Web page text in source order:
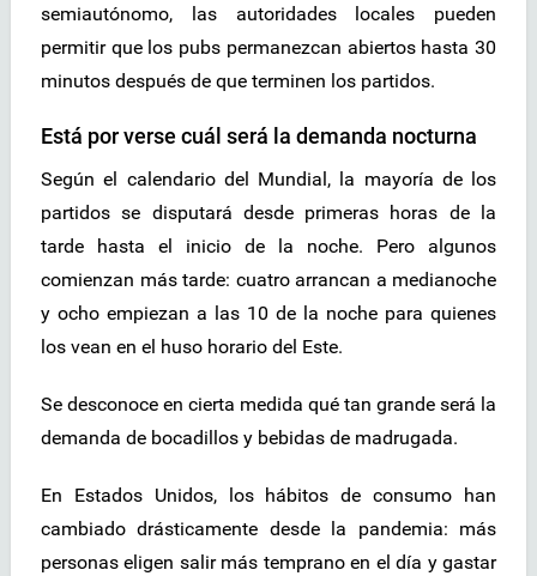
semiautónomo, las autoridades locales pueden
permitir que los pubs permanezcan abiertos hasta 30
minutos después de que terminen los partidos.
Está por verse cuál será la demanda nocturna
Según el calendario del Mundial, la mayoría de los
partidos se disputará desde primeras horas de la
tarde hasta el inicio de la noche. Pero algunos
comienzan más tarde: cuatro arrancan a medianoche
y ocho empiezan a las 10 de la noche para quienes
los vean en el huso horario del Este.
Se desconoce en cierta medida qué tan grande será la
demanda de bocadillos y bebidas de madrugada.
En Estados Unidos, los hábitos de consumo han
cambiado drásticamente desde la pandemia: más
personas eligen salir más temprano en el día y gastar